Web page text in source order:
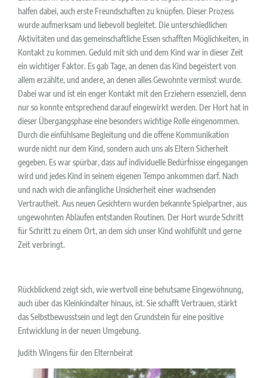
halfen dabei, auch erste Freundschaften zu knüpfen. Dieser Prozess
wurde aufmerksam und liebevoll begleitet. Die unterschiedlichen
Aktivitäten und das gemeinschaftliche Essen schafften Möglichkeiten, in
Kontakt zu kommen. Geduld mit sich und dem Kind war in dieser Zeit
ein wichtiger Faktor. Es gab Tage, an denen das Kind begeistert von
allem erzählte, und andere, an denen alles Gewohnte vermisst wurde.
Dabei war und ist ein enger Kontakt mit den Erziehern essenziell, denn
nur so konnte entsprechend darauf eingewirkt werden. Der Hort hat in
dieser Übergangsphase eine besonders wichtige Rolle eingenommen.
Durch die einfühlsame Begleitung und die offene Kommunikation
wurde nicht nur dem Kind, sondern auch uns als Eltern Sicherheit
gegeben. Es war spürbar, dass auf individuelle Bedürfnisse eingegangen
wird und jedes Kind in seinem eigenen Tempo ankommen darf. Nach
und nach wich die anfängliche Unsicherheit einer wachsenden
Vertrautheit. Aus neuen Gesichtern wurden bekannte Spielpartner, aus
ungewohnten Abläufen entstanden Routinen. Der Hort wurde Schritt
für Schritt zu einem Ort, an dem sich unser Kind wohlfühlt und gerne
Zeit verbringt.
Rückblickend zeigt sich, wie wertvoll eine behutsame Eingewöhnung,
auch über das Kleinkindalter hinaus, ist. Sie schafft Vertrauen, stärkt
das Selbstbewusstsein und legt den Grundstein für eine positive
Entwicklung in der neuen Umgebung.
Judith Wingens für den Elternbeirat